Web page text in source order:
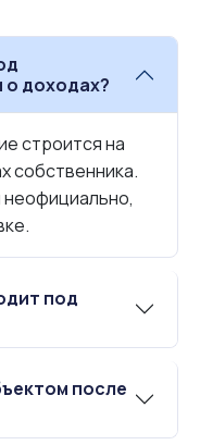
о доходах?
строится на
собственника.
под
после